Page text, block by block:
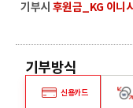
기부시 후원금_KG 이니
기부방식
신용카드